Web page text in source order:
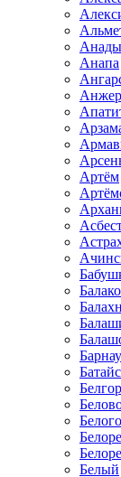
Анапа
Артём
Белый